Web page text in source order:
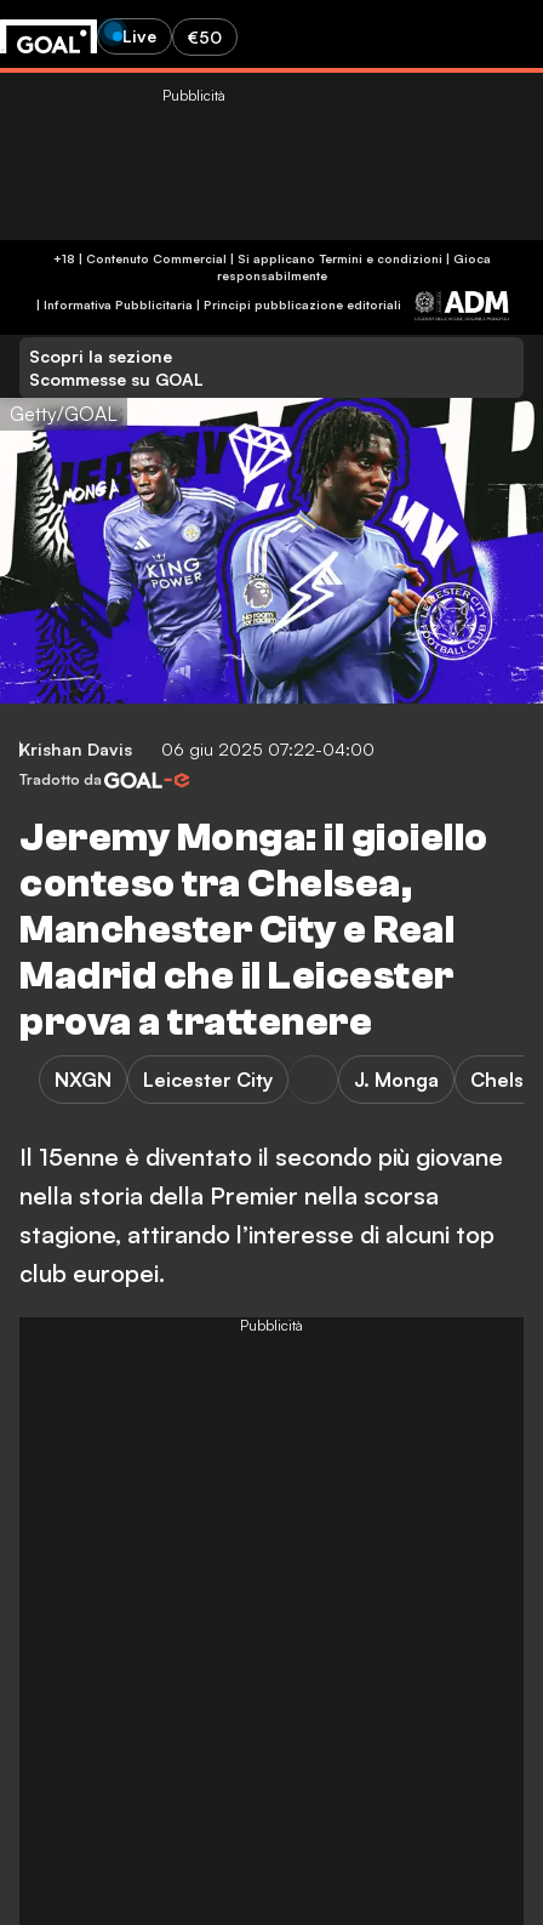
Live €50
Pubblicità
+18 | Contenuto Commercial | Si applicano Termini e condizioni | Gioca
responsabilmente
| Informativa Pubblicitaria | Principi pubblicazione editoriali
Scopri la sezione
Scommesse su GOAL
Getty/GOAL
Krishan Davis 06 giu 2025 07:22-04:00
Tradotto da
Jeremy Monga: il gioiello
conteso tra Chelsea,
Manchester City e Real
Madrid che il Leicester
prova a trattenere
NXGN Leicester City J. Monga
Il 15enne è diventato il secondo più giovane
nella storia della Premier nella scorsa
stagione, attirando l’interesse di alcuni top
club europei.
Pubblicità